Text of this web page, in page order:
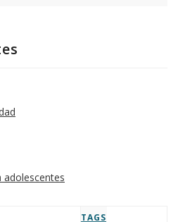
adolescentes
TAGS